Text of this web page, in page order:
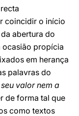
coincidir o início
abertura do
ocasião propícia
em herança
palavras do
valor nem a
de forma tal que
como textos